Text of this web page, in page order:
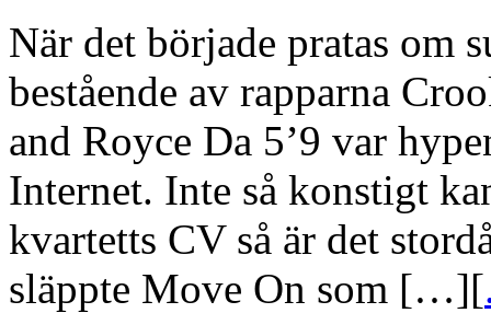
När det började pratas om
bestående av rapparna
and Royce Da 5’9 var
Internet. Inte så konstigt
kvartetts CV så är det
släppte Move On som […][